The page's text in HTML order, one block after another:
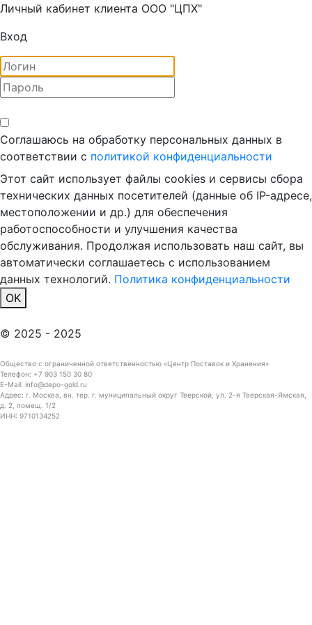
Личный кабинет клиента ООО "ЦПХ"
Вход
Соглашаюсь на обработку персональных данных в
соответствии с политикой конфиденциальности
Этот сайт использует файлы cookies и сервисы сбора
технических данных посетителей (данные об IP-адресе,
местоположении и др.) для обеспечения
работоспособности и улучшения качества
обслуживания. Продолжая использовать наш сайт, вы
автоматически соглашаетесь с использованием
данных технологий. Политика конфиденциальности
OK
© 2025 - 2025
Общество с ограниченной ответственностью «Центр Поставок и Хранения»
Телефон: +7 903 150 30 80
E-Mail: info@depo-gold.ru
Адрес: г. Москва, вн. тер. г. муниципальный округ Тверской, ул. 2-я Тверская-Ямская,
д. 2, помещ. 1/2
ИНН: 9710134252